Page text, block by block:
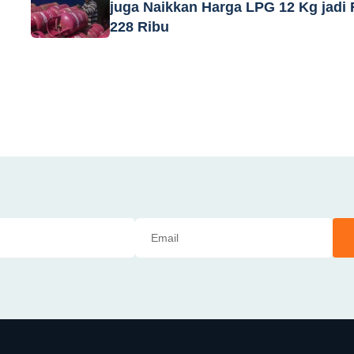
juga Naikkan Harga LPG 12 Kg jadi
228 Ribu